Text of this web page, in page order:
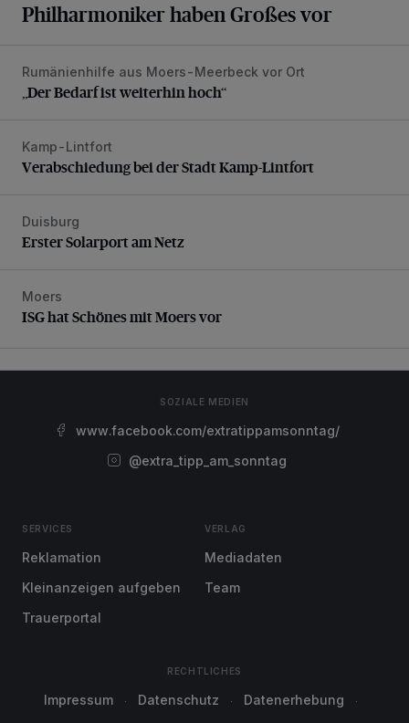
Philharmoniker haben Großes vor
„Der Bedarf ist weiterhin hoch“
Rumänienhilfe aus Moers-Meerbeck vor Ort
„Der Bedarf ist weiterhin hoch“
Verabschiedung bei der Stadt Kamp-Lintfort
Kamp-Lintfort
Verabschiedung bei der Stadt Kamp-Lintfort
Erster Solarport am Netz
Duisburg
Erster Solarport am Netz
ISG hat Schönes mit Moers vor
Moers
ISG hat Schönes mit Moers vor
SOZIALE MEDIEN
www.facebook.com/extratippamsonntag/
@extra_tipp_am_sonntag
SERVICES
Reklamation
Kleinanzeigen aufgeben
Trauerportal
VERLAG
Mediadaten
Team
RECHTLICHES
Impressum Datenschutz
Datenerhebung